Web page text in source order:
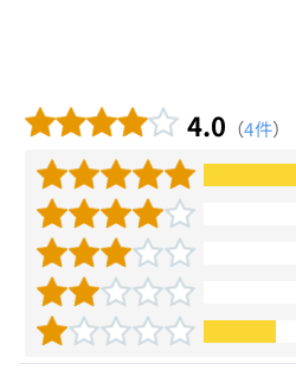
4.0 （4件）